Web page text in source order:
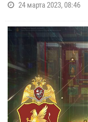
24 марта 2023, 08:46